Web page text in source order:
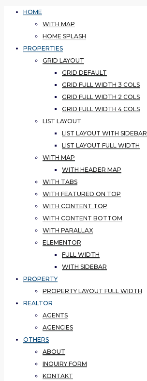
HOME
WITH MAP
HOME SPLASH
PROPERTIES
GRID LAYOUT
GRID DEFAULT
GRID FULL WIDTH 3 COLS
GRID FULL WIDTH 2 COLS
GRID FULL WIDTH 4 COLS
LIST LAYOUT
LIST LAYOUT WITH SIDEBAR
LIST LAYOUT FULL WIDTH
WITH MAP
WITH HEADER MAP
WITH TABS
WITH FEATURED ON TOP
WITH CONTENT TOP
WITH CONTENT BOTTOM
WITH PARALLAX
ELEMENTOR
FULL WIDTH
WITH SIDEBAR
PROPERTY
PROPERTY LAYOUT FULL WIDTH
REALTOR
AGENTS
AGENCIES
OTHERS
ABOUT
INQUIRY FORM
KONTAKT